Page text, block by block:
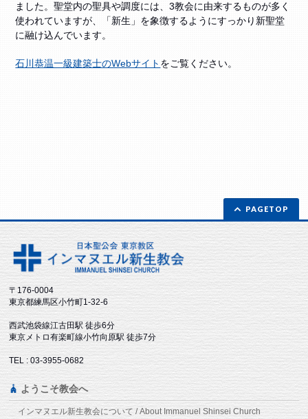
ました。聖堂内の聖具や調度には、3教会に由来するものが多く
使われていますが、「新生」を象徴するようにすっかり新聖堂
に融け込んでいます。
石川恭温一級建築士のWebサイト をご覧ください。
PAGETOP
〒176-0004
東京都練馬区小竹町1-32-6
西武池袋線江古田駅 徒歩6分
東京メトロ有楽町線小竹向原駅 徒歩7分
TEL : 03-3955-0682
ようこそ教会へ
インマヌエル新生教会について / About Immanuel Shinsei Church